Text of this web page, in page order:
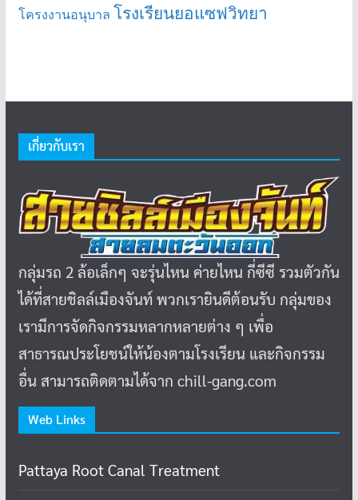
โครงงานอนุบาล โรงเรียนยอแซฟวิทยา
เกี่ยวกับเรา
กลุ่มรถ 2 ล้อเล็กๆ จะรุ่นไหน ค่ายไหน กี่ซีซี รวมตัวกัน
ได้ที่สายชิลล์เมืองจันท์ พวกเรายินดีต้อนรับ กลุ่มของ
เรามีการจัดกิจกรรมหลากหลายต่าง ๆ เพื่อ
สาธารณประโยชน์ให้น้องตามโรงเรียน และกิจกรรม
อื่น สามารถติดตามได้จาก chill-gang.com
Web Links
Pattaya Root Canal Treatment